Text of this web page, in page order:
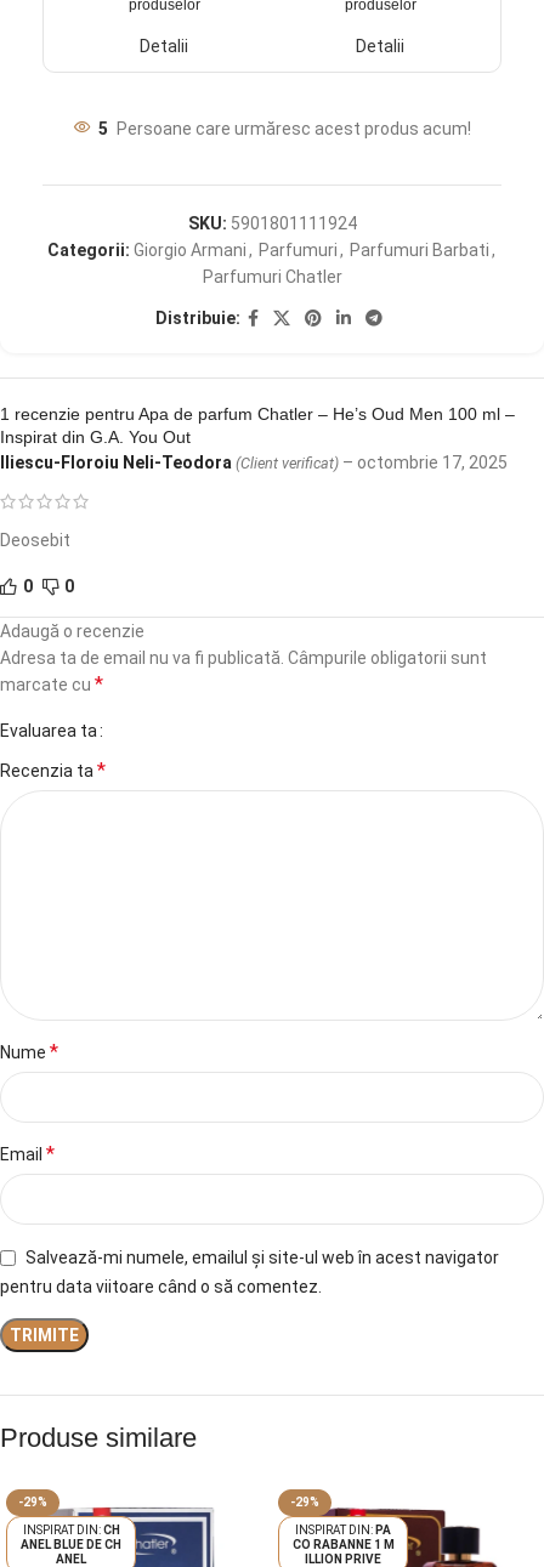
produselor
Detalii
produselor
Detalii
5 Persoane care urmăresc acest produs acum!
SKU: 5901801111924
Categorii: Giorgio Armani, Parfumuri, Parfumuri Barbati,
Parfumuri Chatler
Distribuie:
1 recenzie pentru Apa de parfum Chatler – He’s Oud Men 100 ml –
Inspirat din G.A. You Out
Iliescu-Floroiu Neli-Teodora (Client verificat) – octombrie 17, 2025
Deosebit
0 0
Adaugă o recenzie
Adresa ta de email nu va fi publicată. Câmpurile obligatorii sunt
marcate cu *
Evaluarea ta
Recenzia ta *
Nume *
Email *
Salvează-mi numele, emailul și site-ul web în acest navigator
pentru data viitoare când o să comentez.
Produse similare
-29%
CH
ANEL BLUE DE CH
ANEL
-29%
PA
CO RABANNE 1 M
ILLION PRIVE